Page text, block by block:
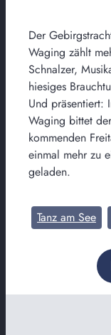
Der
Waging zählt
Schnalzer,
hiesiges
Und präsentiert:
Waging bittet
kommenden
einmal mehr zu
geladen.
Tanz am See